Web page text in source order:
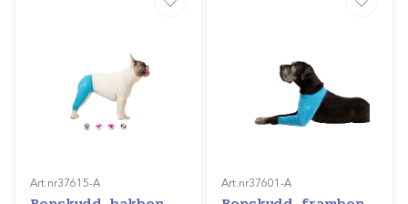
Art.nr37615-A Art.nr37601-A